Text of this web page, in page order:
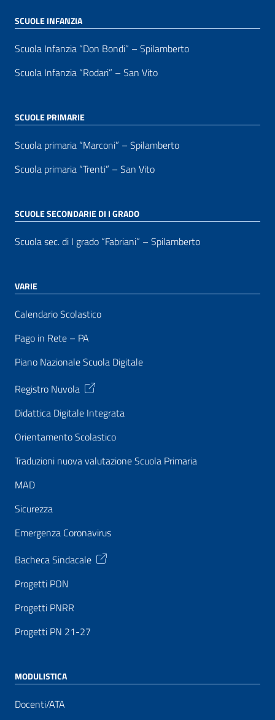
SCUOLE INFANZIA
Scuola Infanzia “Don Bondi” – Spilamberto
Scuola Infanzia “Rodari” – San Vito
SCUOLE PRIMARIE
Scuola primaria “Marconi” – Spilamberto
Scuola primaria “Trenti” – San Vito
SCUOLE SECONDARIE DI I GRADO
Scuola sec. di I grado “Fabriani” – Spilamberto
VARIE
Calendario Scolastico
Pago in Rete – PA
Piano Nazionale Scuola Digitale
Registro Nuvola
Didattica Digitale Integrata
Orientamento Scolastico
Traduzioni nuova valutazione Scuola Primaria
MAD
Sicurezza
Emergenza Coronavirus
Bacheca Sindacale
Progetti PON
Progetti PNRR
Progetti PN 21-27
MODULISTICA
Docenti/ATA